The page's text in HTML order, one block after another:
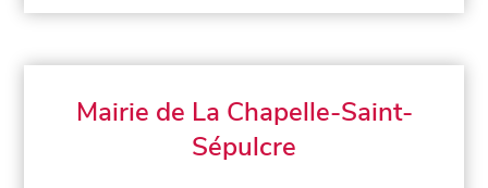
Mairie de La Chapelle-Saint-
Sépulcre